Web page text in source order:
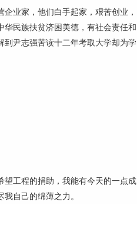
业家，他们白手起家，艰苦创业，
民族扶贫济困美德，有社会责任和
到尹志强苦读十二年考取大学却为学
工程的捐助，我能有今天的一点成
自己的绵薄之力。